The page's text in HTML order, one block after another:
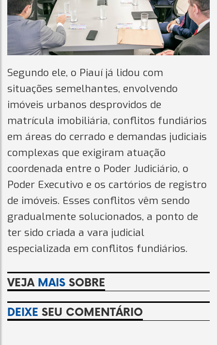
Segundo ele, o Piauí já lidou com
situações semelhantes, envolvendo
imóveis urbanos desprovidos de
matrícula imobiliária, conflitos fundiários
em áreas do cerrado e demandas judiciais
complexas que exigiram atuação
coordenada entre o Poder Judiciário, o
Poder Executivo e os cartórios de registro
de imóveis. Esses conflitos vêm sendo
gradualmente solucionados, a ponto de
ter sido criada a vara judicial
especializada em conflitos fundiários.
VEJA MAIS SOBRE
DEIXE SEU COMENTÁRIO